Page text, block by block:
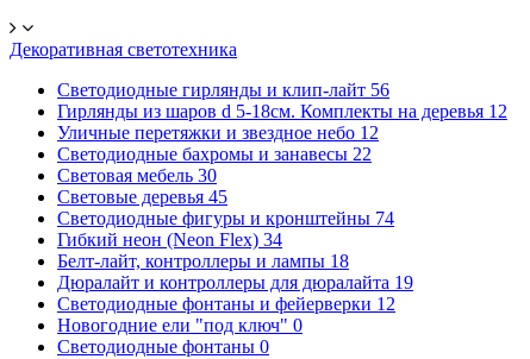
Декоративная светотехника
Светодиодные гирлянды и клип-лайт 56
Гирлянды из шаров d 5-18cм. Комплекты на деревья 12
Уличные перетяжки и звездное небо 12
Светодиодные бахромы и занавесы 22
Световая мебель 30
Световые деревья 45
Светодиодные фигуры и кронштейны 74
Гибкий неон (Neon Flex) 34
Белт-лайт, контроллеры и лампы 18
Дюралайт и контроллеры для дюралайта 19
Светодиодные фонтаны и фейерверки 12
Новогодние ели "под ключ" 0
Светодиодные фонтаны 0